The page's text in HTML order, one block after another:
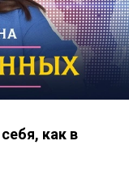
как в